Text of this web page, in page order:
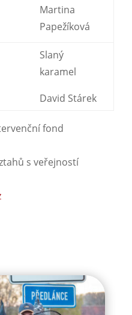
Martina
Papežíková
Slaný
karamel
David Stárek
fond
s veřejností